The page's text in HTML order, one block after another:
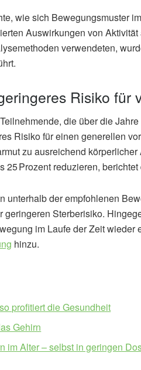
wie sich Bewegungsmuster
Auswirkungen von
verwendeten,
Risiko für
die über die
Risiko für einen generellen
zu ausreichend
25 Prozent reduzieren, berichtet
unterhalb der empfohlenen
geringeren Sterberisiko.
im Laufe der Zeit wieder
hinzu.
profitiert die Gesundheit
Gehirn
im Alter – selbst in geringen